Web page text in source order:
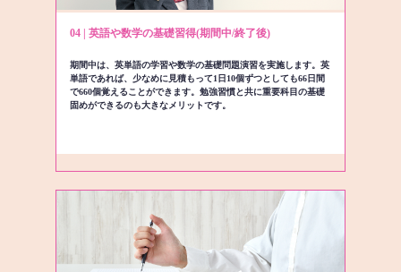
04 | 英語や数学の基礎習得(期間中/終了後)
期間中は、英単語の学習や数学の基礎問題演習を実施します。英
単語であれば、少なめに見積もって1日10個ずつとしても66日間
で660個覚えることができます。勉強習慣と共に重要科目の基礎
固めができるのも大きなメリットです。